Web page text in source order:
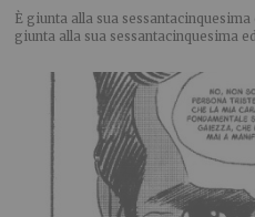
È giunta alla sua
giunta alla sua sessantacinquesima